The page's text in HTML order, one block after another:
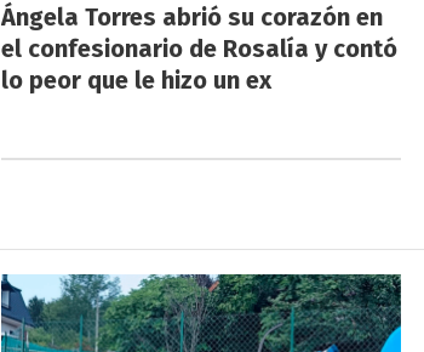
Ángela Torres abrió su corazón en
el confesionario de Rosalía y contó
lo peor que le hizo un ex